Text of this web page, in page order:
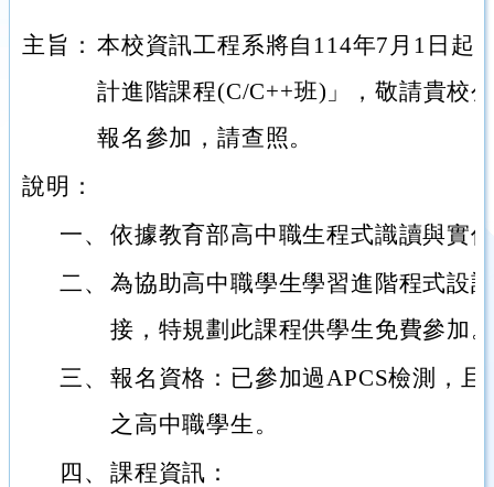
主旨： 本校資訊工程系將自114年7月1日起
計進階課程(C/C++班)」，敬請貴校
報名參加，請查照。
說明：
一、 依據教育部高中職生程式識讀與實
二、 為協助高中職學生學習進階程式設
接，特規劃此課程供學生免費參加。
三、 報名資格：已參加過APCS檢測，
之高中職學生。
四、 課程資訊：